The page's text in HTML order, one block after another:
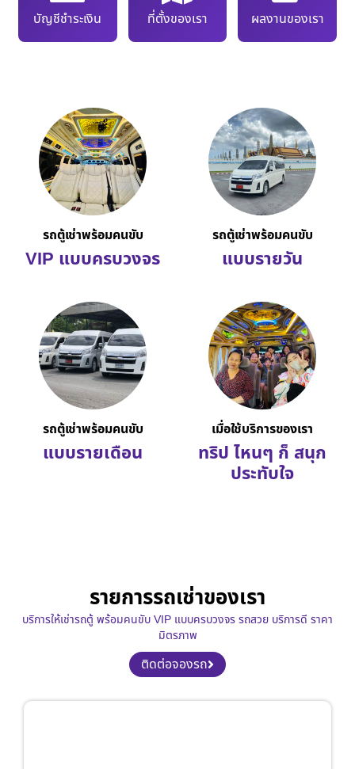
บัญชีชำระเงิน ที่ตั้งของเรา ผลงานของเรา
รถตู้เช่าพร้อมคนขับ
VIP แบบครบวงจร
รถตู้เช่าพร้อมคนขับ
แบบรายวัน
รถตู้เช่าพร้อมคนขับ
แบบรายเดือน
เมื่อใช้บริการของเรา
ทริป ไหนๆ ก็ สนุก
ประทับใจ
รายการรถเช่าของเรา
บริการให้เช่ารถตู้ พร้อมคนขับ VIP แบบครบวงจร รถสวย บริการดี ราคา
มิตรภาพ
ติดต่อจองรถ